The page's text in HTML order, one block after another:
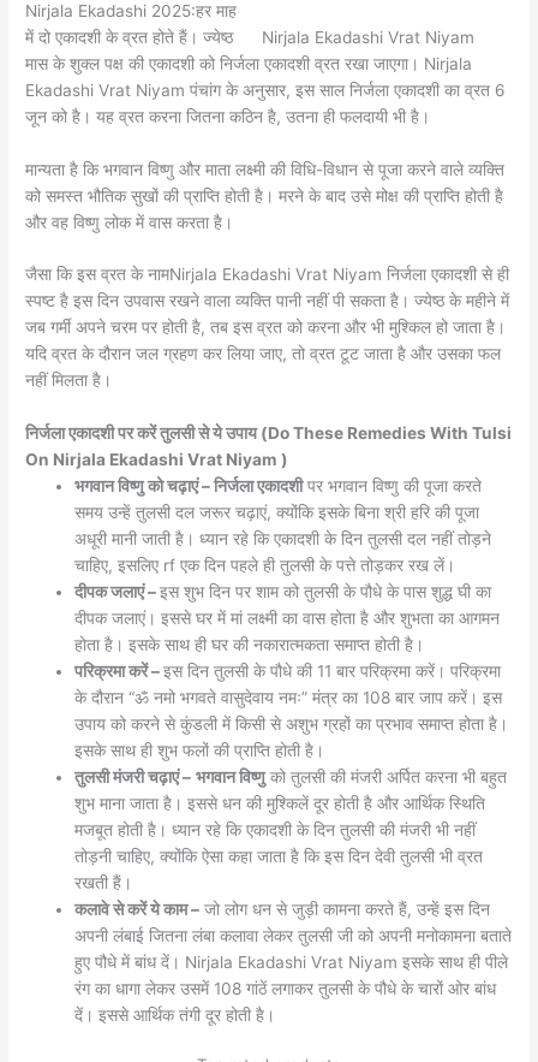
Nirjala Ekadashi Vrat Niyam
Nirjala Ekadashi 2025:हर माह
में दो एकादशी के व्रत होते हैं। ज्येष्ठ
मास के शुक्ल पक्ष की एकादशी को निर्जला एकादशी व्रत रखा जाएगा। Nirjala
Ekadashi Vrat Niyam पंचांग के अनुसार, इस साल निर्जला एकादशी का व्रत 6
जून को है। यह व्रत करना जितना कठिन है, उतना ही फलदायी भी है।
मान्यता है कि भगवान विष्णु और माता लक्ष्मी की विधि-विधान से पूजा करने वाले व्यक्ति
को समस्त भौतिक सुखों की प्राप्ति होती है। मरने के बाद उसे मोक्ष की प्राप्ति होती है
और वह विष्णु लोक में वास करता है।
जैसा कि इस व्रत के नामNirjala Ekadashi Vrat Niyam निर्जला एकादशी से ही
स्पष्ट है इस दिन उपवास रखने वाला व्यक्ति पानी नहीं पी सकता है। ज्येष्ठ के महीने में
जब गर्मी अपने चरम पर होती है, तब इस व्रत को करना और भी मुश्किल हो जाता है।
यदि व्रत के दौरान जल ग्रहण कर लिया जाए, तो व्रत टूट जाता है और उसका फल
नहीं मिलता है।
निर्जला एकादशी पर करें तुलसी से ये उपाय (Do These Remedies With Tulsi
On Nirjala Ekadashi Vrat Niyam )
भगवान विष्णु को चढ़ाएं – निर्जला एकादशीपर भगवान विष्णु की पूजा करते
समय उन्हें तुलसी दल जरूर चढ़ाएं, क्योंकि इसके बिना श्री हरि की पूजा
अधूरी मानी जाती है। ध्यान रहे कि एकादशी के दिन तुलसी दल नहीं तोड़ने
चाहिए, इसलिए rf एक दिन पहले ही तुलसी के पत्ते तोड़कर रख लें।
दीपक जलाएं –इस शुभ दिन पर शाम को तुलसी के पौधे के पास शुद्ध घी का
दीपक जलाएं। इससे घर में मां लक्ष्मी का वास होता है और शुभता का आगमन
होता है। इसके साथ ही घर की नकारात्मकता समाप्त होती है।
परिक्रमा करें –इस दिन तुलसी के पौधे की 11 बार परिक्रमा करें। परिक्रमा
के दौरान “ॐ नमो भगवते वासुदेवाय नमः” मंत्र का 108 बार जाप करें। इस
उपाय को करने से कुंडली में किसी से अशुभ ग्रहों का प्रभाव समाप्त होता है।
इसके साथ ही शुभ फलों की प्राप्ति होती है।
तुलसी मंजरी चढ़ाएं – भगवान विष्णुको तुलसी की मंजरी अर्पित करना भी बहुत
शुभ माना जाता है। इससे धन की मुश्किलें दूर होती है और आर्थिक स्थिति
मजबूत होती है। ध्यान रहे कि एकादशी के दिन तुलसी की मंजरी भी नहीं
तोड़नी चाहिए, क्योंकि ऐसा कहा जाता है कि इस दिन देवी तुलसी भी व्रत
रखती हैं।
कलावे से करें ये काम – जो लोग धन से जुड़ी कामना करते हैं, उन्हें इस दिन
अपनी लंबाई जितना लंबा कलावा लेकर तुलसी जी को अपनी मनोकामना बताते
हुए पौधे में बांध दें। Nirjala Ekadashi Vrat Niyam इसके साथ ही पीले
रंग का धागा लेकर उसमें 108 गांठें लगाकर तुलसी के पौधे के चारों ओर बांध
दें। इससे आर्थिक तंगी दूर होती है।